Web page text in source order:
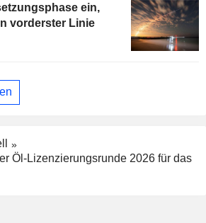
ein,
vorderster Linie
Öl-Lizenzierungsrunde 2026 für das